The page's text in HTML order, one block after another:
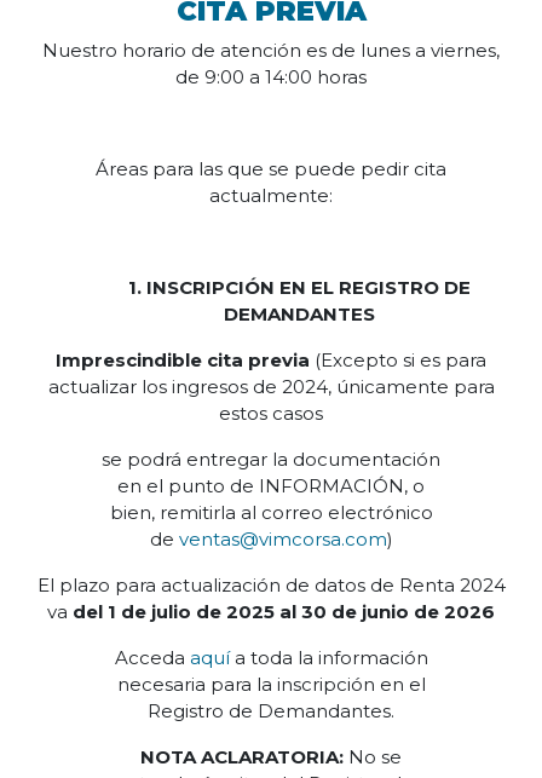
CITA PREVIA
Nuestro horario de atención es de lunes a viernes,
de 9:00 a 14:00 horas
Áreas para las que se puede pedir cita
actualmente:
1. INSCRIPCIÓN EN EL REGISTRO DE
DEMANDANTES
Imprescindible cita previa (Excepto si es para
actualizar los ingresos de 2024, únicamente para
estos casos
se podrá entregar la documentación
en el punto de INFORMACIÓN, o
bien, remitirla al correo electrónico
de ventas@vimcorsa.com)
El plazo para actualización de datos de Renta 2024
va del 1 de julio de 2025 al 30 de junio de 2026
Acceda aquí a toda la información
necesaria para la inscripción en el
Registro de Demandantes.
NOTA ACLARATORIA: No se